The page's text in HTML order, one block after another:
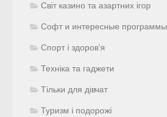
Світ казино та азартних ігор
Софт и интересные программы
Спорт і здоров'я
Техніка та гаджети
Тільки для дівчат
Туризм і подорожі